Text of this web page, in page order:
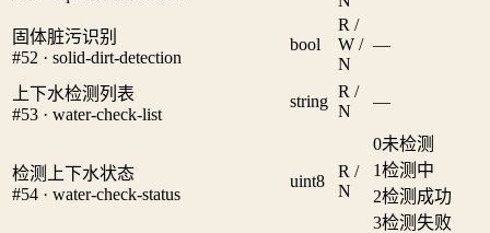
固体脏污识别
#52 · solid-dirt-detection
bool
R /
W /
N
—
上下水检测列表
#53 · water-check-list
string
R /
N
—
检测上下水状态
#54 · water-check-status
uint8
R /
N
0未检测
1检测中
2检测成功
3检测失败